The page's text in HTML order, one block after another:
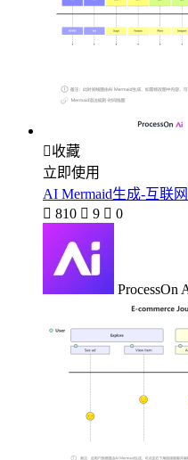
收藏
立即使用
AI Mermaid生成-互联
 810  9  0
ProcessOn